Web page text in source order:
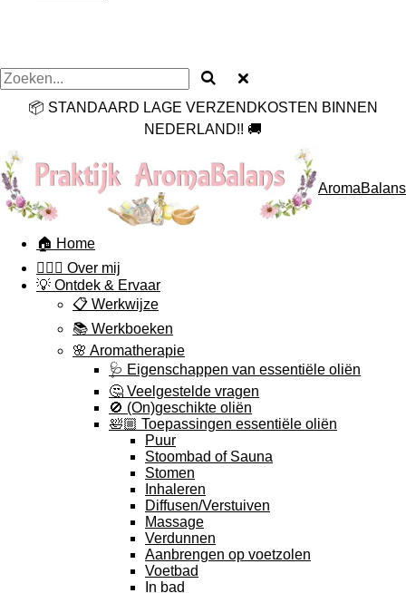
📦 STANDAARD LAGE VERZENDKOSTEN BINNEN
NEDERLAND!! 🚚
AromaBalans
🏠 Home
🙋🏻‍♀️ Over mij
💡 Ontdek & Ervaar
📋 Werkwijze
📚 Werkboeken
🌸 Aromatherapie
🩺 Eigenschappen van essentiële oliën
🤔 Veelgestelde vragen
🚫 (On)geschikte oliën
🛀🏼 Toepassingen essentiële oliën
Puur
Stoombad of Sauna
Stomen
Inhaleren
Diffusen/Verstuiven
Massage
Verdunnen
Aanbrengen op voetzolen
Voetbad
In bad